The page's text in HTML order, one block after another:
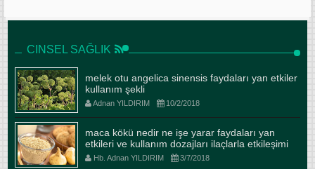
CINSEL SAĞLIK
melek otu angelica sinensis faydaları yan etkiler
kullanım şekli
Adnan YILDIRIM 10/2/2018
maca kökü nedir ne işe yarar faydaları yan
etkileri ve kullanım dozajları ilaçlarla etkileşimi
Hb. Adnan YILDIRIM 3/7/2018